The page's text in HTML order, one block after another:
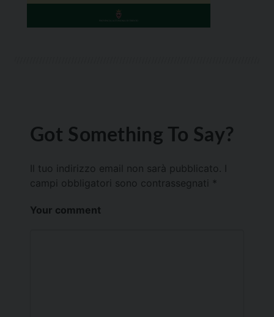
Got Something To Say?
Il tuo indirizzo email non sarà pubblicato.
campi obbligatori sono contrassegnati *
Your comment